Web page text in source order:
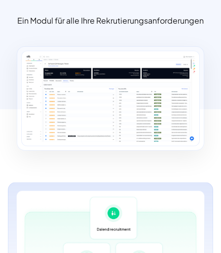
Ein Modul für alle Ihre Rekrutierungsanforderungen